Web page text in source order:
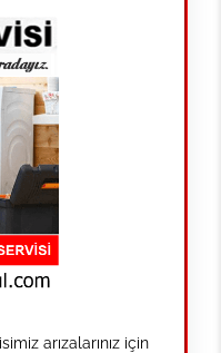
arızalarınız için